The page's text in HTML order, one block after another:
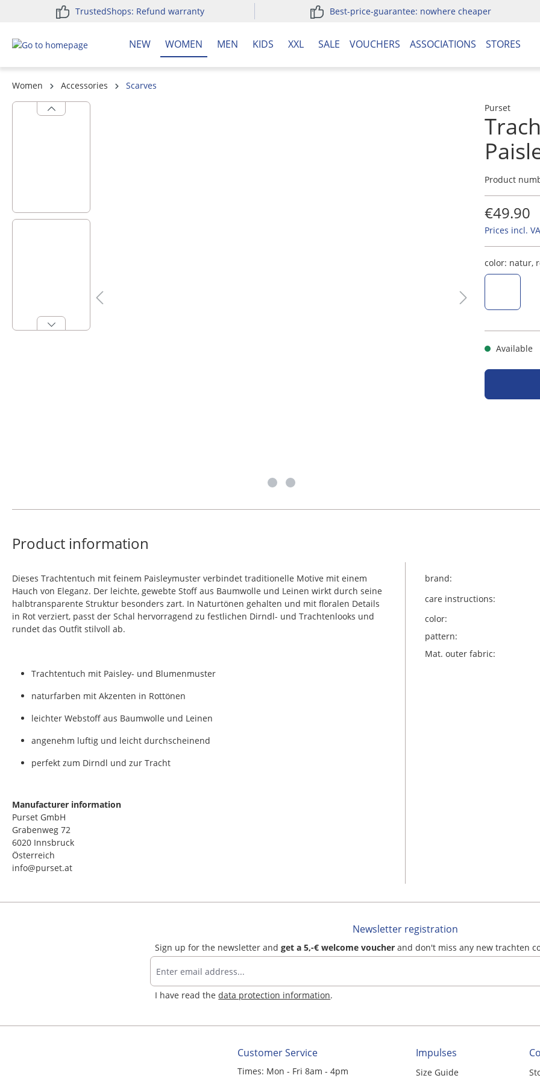
Skip to main navigation
TrustedShops: Refund warranty Best-price-guarantee: nowhere cheaper
NEW WOMEN MEN KIDS XXL SALE VOUCHERS ASSOCIATIONS STORES
Women Accessories
Scarves
Skip image gallery
Purset
Product
€49.90
Prices incl.
color: natur,
Available
Product information
Dieses Trachtentuch mit feinem Paisleymuster verbindet traditionelle Motive mit einem
Hauch von Eleganz. Der leichte, gewebte Stoff aus Baumwolle und Leinen wirkt durch seine
halbtransparente Struktur besonders zart. In Naturtönen gehalten und mit floralen Details
in Rot verziert, passt der Schal hervorragend zu festlichen Dirndl- und Trachtenlooks und
rundet das Outfit stilvoll ab.
Trachtentuch mit Paisley- und Blumenmuster
naturfarben mit Akzenten in Rottönen
leichter Webstoff aus Baumwolle und Leinen
angenehm luftig und leicht durchscheinend
perfekt zum Dirndl und zur Tracht
Manufacturer information
Purset GmbH
Grabenweg 72
6020 Innsbruck
Österreich
info@purset.at
brand:
care instructions:
color:
pattern:
Mat. outer fabric:
Newsletter registration
Sign up for the newsletter andget a 5,-€ welcome voucher and don't miss any new trachten
I have read thedata protection information.
Customer Service
Times: Mon - Fri 8am - 4pm
Impulses
Size Guide